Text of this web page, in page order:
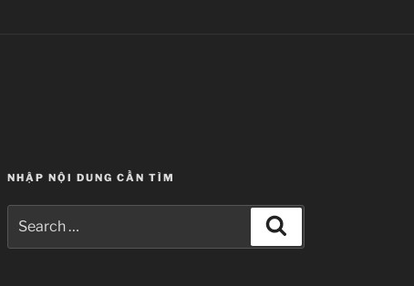
NHẬP NỘI DUNG CẦN TÌM
for: